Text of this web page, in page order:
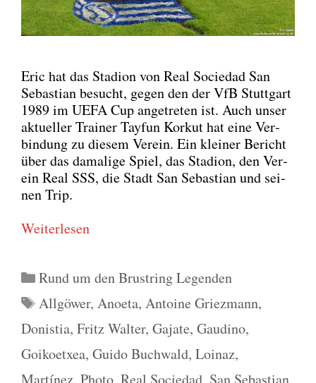
Eric hat das Sta­di­on von Real Socie­dad San
Sebas­ti­an besucht, gegen den der VfB Stutt­gart
1989 im UEFA Cup ange­tre­ten ist. Auch unser
aktu­el­ler Trai­ner Tay­fun Korkut hat eine Ver­
bin­dung zu die­sem Ver­ein. Ein klei­ner Bericht
über das dama­li­ge Spiel, das Sta­di­on, den Ver­
ein Real SSS, die Stadt San Sebas­ti­an und sei­
nen Trip.
Wei­ter­le­sen
Kategorien
Rund um den Brustring Legenden
Schlagwörter
Allgöwer, Anoeta, Antoine Griezmann,
Donistia, Fritz Walter, Gajate, Gaudino,
Goikoetxea, Guido Buchwald, Loinaz,